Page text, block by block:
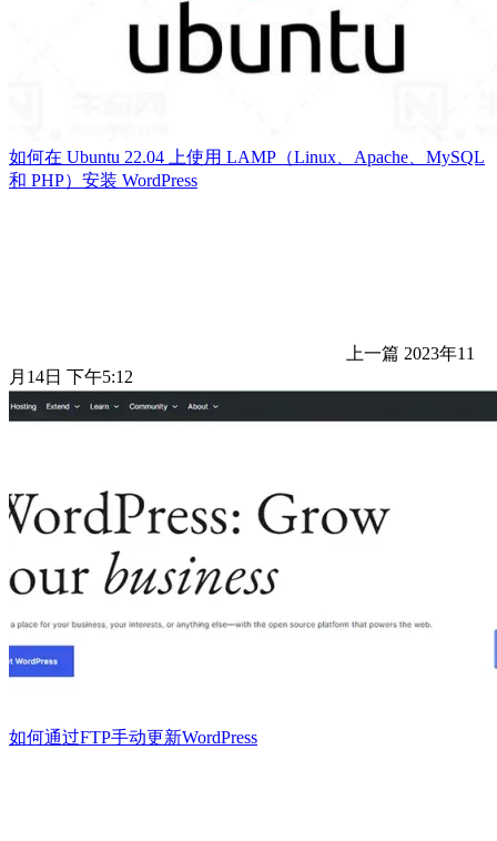
如何在 Ubuntu 22.04 上使用 LAMP（Linux、Apache、MySQL
和 PHP）安装 WordPress
上一篇 2023年11
月14日 下午5:12
如何通过FTP手动更新WordPress